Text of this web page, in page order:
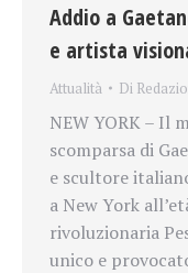
Addio a
e artista
Attualità Di
NEW YORK – Il
scomparsa di
e scultore
a New York
rivoluzionaria
unico e